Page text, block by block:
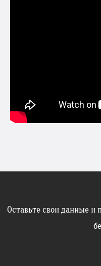
Оставьте свои данные и